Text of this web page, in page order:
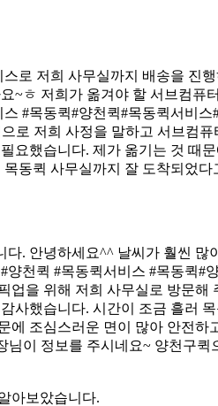
로 저희 사무실까지 배송을 진
~ㅎ 저희가 옮겨야 할 서브컴퓨
#목동퀵#양천퀵#목동퀵서비
로 저희 사정을 말하고 서브컴
요했습니다. 제가 옮기는 것 때
동퀵 사무실까지 잘 도착되었
. 안녕하세요^^ 날씨가 훨씬
양천퀵 #목동퀵서비스 #목동퀵
업을 위해 저희 사무실로 방문
사했습니다. 시간이 조금 흘러
에 조심스러운 면이 많아 안전
님이 정보를 주시네요~ 양천구
아보았습니다.